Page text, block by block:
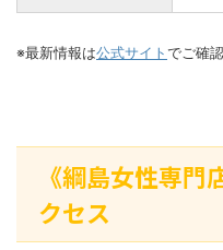
※最新情報は公式サイト でご確
《綱島女性専
クセス